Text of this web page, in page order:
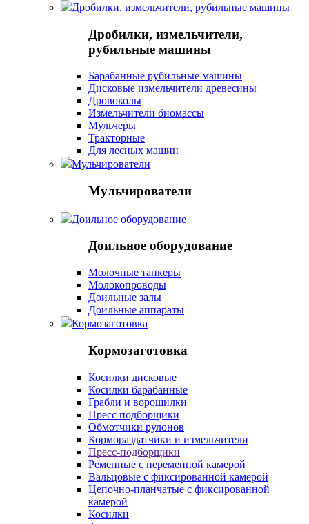
Дробилки, измельчители, рубильные машины
Дробилки, измельчители,
рубильные машины
Барабанные рубильные машины
Дисковые измельчители древесины
Дровоколы
Измельчители биомассы
Мульчеры
Тракторные
Для лесных машин
Мульчирователи
Мульчирователи
Доильное оборудование
Доильное оборудование
Молочные танкеры
Молокопроводы
Доильные залы
Доильные аппараты
Кормозаготовка
Кормозаготовка
Косилки дисковые
Косилки барабанные
Грабли и ворошилки
Пресс подборщики
Обмотчики рулонов
Кормораздатчики и измельчители
Пресс-подборщики
Ременные с переменной камерой
Вальцовые с фиксированной камерой
Цепочно-планчатые с фиксированной
камерой
Косилки